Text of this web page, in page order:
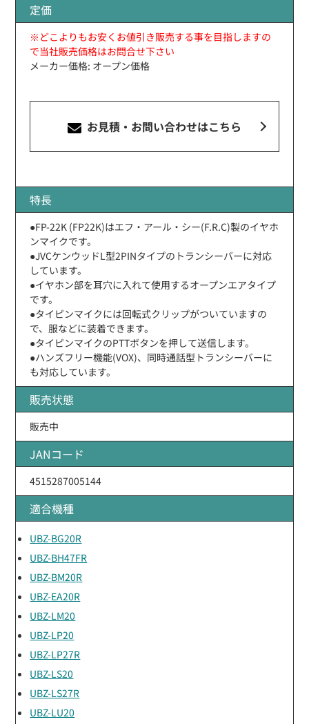
定価
※どこよりもお安くお値引き販売する事を目指しますの
で当社販売価格はお問合せ下さい
メーカー価格: オープン価格
お見積・お問い合わせはこちら
特長
●FP-22K (FP22K)はエフ・アール・シー(F.R.C)製のイヤホ
ンマイクです。
●JVCケンウッドL型2PINタイプのトランシーバーに対応
しています。
●イヤホン部を耳穴に入れて使用するオープンエアタイプ
です。
●タイピンマイクには回転式クリップがついていますの
で、服などに装着できます。
●タイピンマイクのPTTボタンを押して送信します。
●ハンズフリー機能(VOX)、同時通話型トランシーバーに
も対応しています。
販売状態
販売中
JANコード
4515287005144
適合機種
UBZ-BG20R
UBZ-BH47FR
UBZ-BM20R
UBZ-EA20R
UBZ-LM20
UBZ-LP20
UBZ-LP27R
UBZ-LS20
UBZ-LS27R
UBZ-LU20